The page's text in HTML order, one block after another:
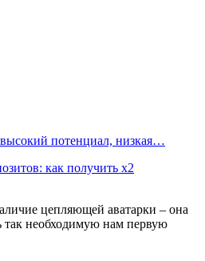
потенциал, низкая…
как получить х2
цепляющей аватарки – она
так необходимую нам первую